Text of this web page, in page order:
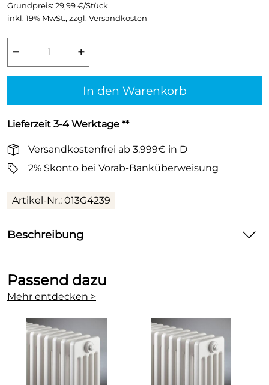
Grundpreis: 29,99 €/Stück
inkl. 19% MwSt., zzgl. Versandkosten
− +
In den Warenkorb
Lieferzeit 3-4 Werktage **
Versandkostenfrei ab 3.999€ in D
2% Skonto bei Vorab-Banküberweisung
Artikel-Nr.: 013G4239
Beschreibung
Ventilgehäuse RA-NCX mit Voreinstellung, für
Bauschutzkappe.
Technische Daten:
Ventilgehäuse mit Voreinstellung
Passend dazu
Mehr entdecken >